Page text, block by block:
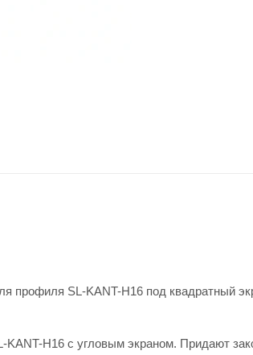
профиля SL-KANT-H16 под квадратный
H16 с угловым экраном. Придают